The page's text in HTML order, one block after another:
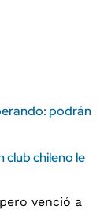
podrán
club chileno le